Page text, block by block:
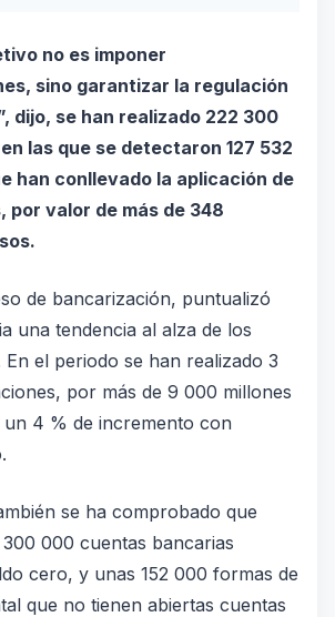
no es imponer
sino garantizar la regulación
dijo, se han realizado 222 300
las que se detectaron 127 532
han conllevado la aplicación de
por valor de más de 348
de bancarización, puntualizó
una tendencia al alza de los
En el periodo se han realizado 3
por más de 9 000 millones
4 % de incremento con
se ha comprobado que
000 cuentas bancarias
cero, y unas 152 000 formas de
que no tienen abiertas cuentas